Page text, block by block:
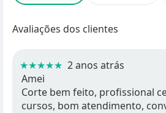
Avaliações dos clientes
★★★★★ 2 anos atrás
Amei
Corte bem feito, profissional
cursos, bom atendimento,